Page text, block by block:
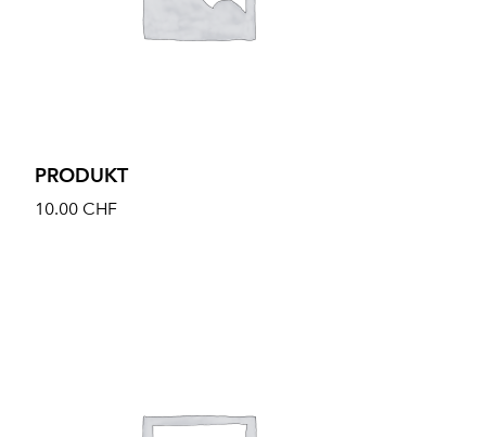
PRODUKT
10.00 CHF